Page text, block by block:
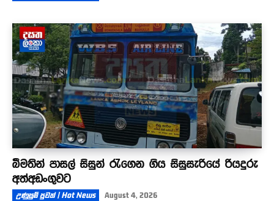
බීමතින් පාසල් සිසුන් රැගෙන ගිය සිසුසැරියේ රියදුරු
අත්අඩංගුවට
උණුසුම් පුවත් | Hot News August 4, 2026